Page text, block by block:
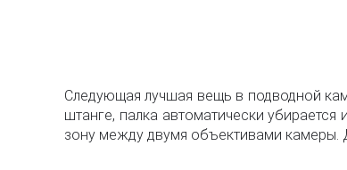
Следующая лучшая вещь в подводной
штанге, палка автоматически
зону между двумя объективами камеры.